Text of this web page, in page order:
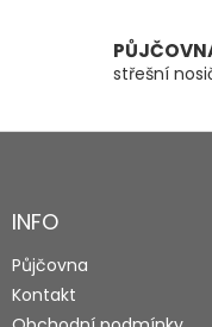
střešní
Z
aINFO
Půjčovna
Kontakt